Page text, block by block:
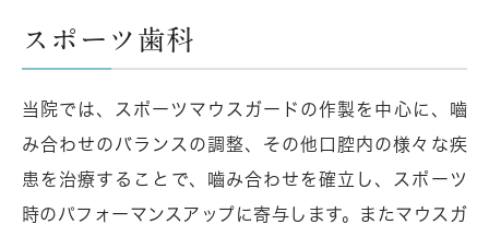
スポーツ歯科
当院では、スポーツマウスガードの作製を中心に、嚙
み合わせのバランスの調整、その他口腔内の様々な疾
患を治療することで、嚙み合わせを確立し、スポーツ
時のパフォーマンスアップに寄与します。またマウスガ